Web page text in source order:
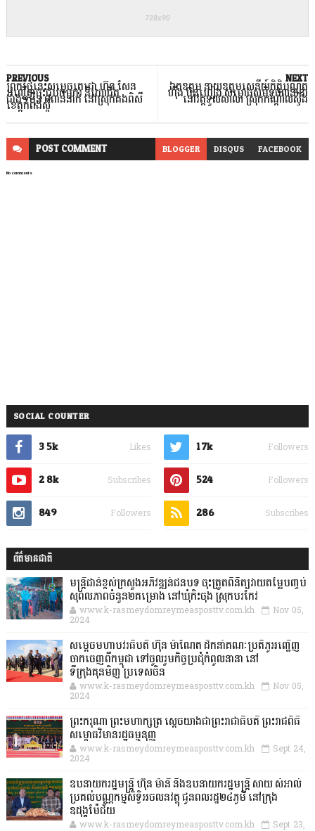
NEXT
ឯកឧត្តម នាយឧត្តមសេនីយ៍កិត្តិបណ្ឌិត
ហ៊ីង ប៊ុនហៀង សម្ពោធសមិទ្ធផលនានា
នៅវត្តទួលសាលា ស្រុកកណ្តាលស្ទឹង
PREVIOUS
ព្រឹកថ្ងៃនេះសម្តេចតេជោ ហ៊ុន សែន
អញ្ជើញចុះជួបកម្មករ និយោជិត
ជាង១ម៉ឺន ៨ពាន់នាក់ នៅស្រុកគងពិសី
ខេត្តកំពង់ស្ពឺ
POSTCOMMENT BLOGGER DISQUS FACEBOOK
No comments
SOCIAL COUNTER
3.5k Likes 1.7k Followers
2.8k Subscribes 524 Followers
849 Followers 286 Subscribes
ព័ត៌មានជាតិ
មន្ត្រីជាន់ខ្ពស់ក្រសួងអភិវឌ្ឍន៍ជនបទ ចុះត្រួតពិនិត្យវាយតម្លៃបញ្ចប់
សុពលភាពចំនួន២គម្រោង នៅឃុំកិះចុង ស្រុកបរកែវ
www.k-rasmeydomreymeasposttv.com.kh Nov 05,
2024
សម្តេចមហាបវរធិបតី ហ៊ុន ម៉ាណែត ដឹកនាំគណៈប្រតិភូអញ្ជើញ
ចាកចេញពីកម្ពុជា ទៅចូលរួមកិច្ចប្រជុំកំពូលនានា នៅ
ទីក្រុងគុនមិញ ប្រទេសចិន
www.k-rasmeydomreymeasposttv.com.kh Nov 05,
2024
ព្រះករុណា ព្រះមហាក្សត្រ ស្តេចយាងជាព្រះរាជាធិបតី ព្រះរាជពិធី
សម្ពោធវិមានរដ្ឋធម្មនុញ្ញ
www.k-rasmeydomreymeasposttv.com.kh Sept 24,
2024
ឧបនាយករដ្ឋមន្ដ្រី ហ៊ុន ម៉ានី និងឧបនាយករដ្ឋមន្ដ្រី សាយ សំអាល់
ប្រគល់បណ្ណកម្មសិទ្ធិអចលនវត្ថុ ជូនពលរដ្ឋ២៤ភូមិ នៅក្រុង
ឧដុង្គម៉ែជ័យ
www.k-rasmeydomreymeasposttv.com.kh Sept 23,